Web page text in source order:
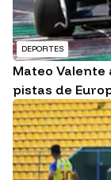
DEPORTES
Mateo Valente
pistas de